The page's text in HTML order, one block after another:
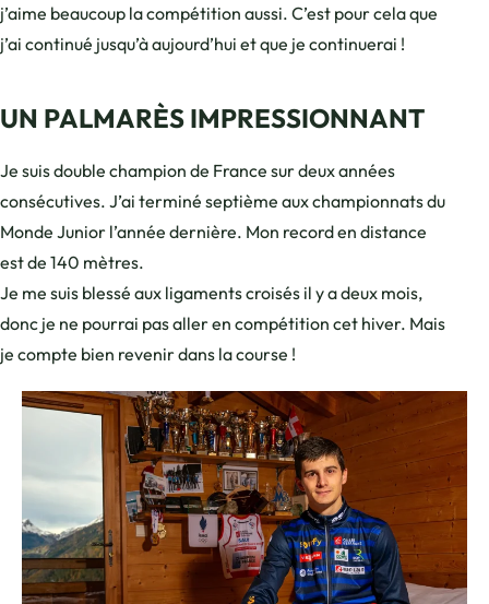
j’aime beaucoup la compétition aussi. C’est pour cela que
j’ai continué jusqu’à aujourd’hui et que je continuerai !
UN PALMARÈS IMPRESSIONNANT
Je suis double champion de France sur deux années
consécutives. J’ai terminé septième aux championnats du
Monde Junior l’année dernière. Mon record en distance
est de 140 mètres.
Je me suis blessé aux ligaments croisés il y a deux mois,
donc je ne pourrai pas aller en compétition cet hiver. Mais
je compte bien revenir dans la course !